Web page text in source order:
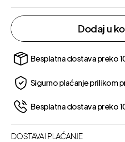
Dodaj u
Besplatna dostava preko
Sigurno plaćanje prilikom
Besplatna dostava preko
DOSTAVA I PLAĆANJE